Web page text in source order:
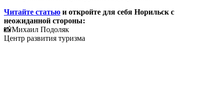
Читайте статью и откройте для себя Норильск с
неожиданной стороны:
📸Михаил Подоляк
Центр развития туризма